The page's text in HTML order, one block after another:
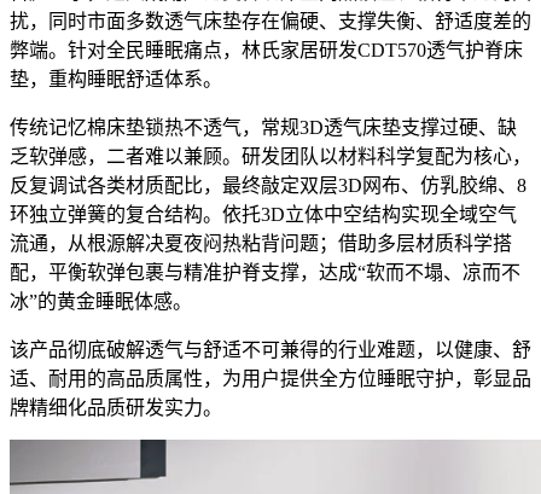
扰，同时市面多数透气床垫存在偏硬、支撑失衡、舒适度差的
弊端。针对全民睡眠痛点，林氏家居研发CDT570透气护脊床
垫，重构睡眠舒适体系。
传统记忆棉床垫锁热不透气，常规3D透气床垫支撑过硬、缺
乏软弹感，二者难以兼顾。研发团队以材料科学复配为核心，
反复调试各类材质配比，最终敲定双层3D网布、仿乳胶绵、8
环独立弹簧的复合结构。依托3D立体中空结构实现全域空气
流通，从根源解决夏夜闷热粘背问题；借助多层材质科学搭
配，平衡软弹包裹与精准护脊支撑，达成“软而不塌、凉而不
冰”的黄金睡眠体感。
该产品彻底破解透气与舒适不可兼得的行业难题，以健康、舒
适、耐用的高品质属性，为用户提供全方位睡眠守护，彰显品
牌精细化品质研发实力。